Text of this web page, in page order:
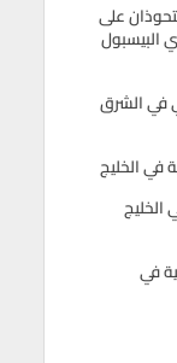
على
البيسبول
في الشرق
الخليج
في